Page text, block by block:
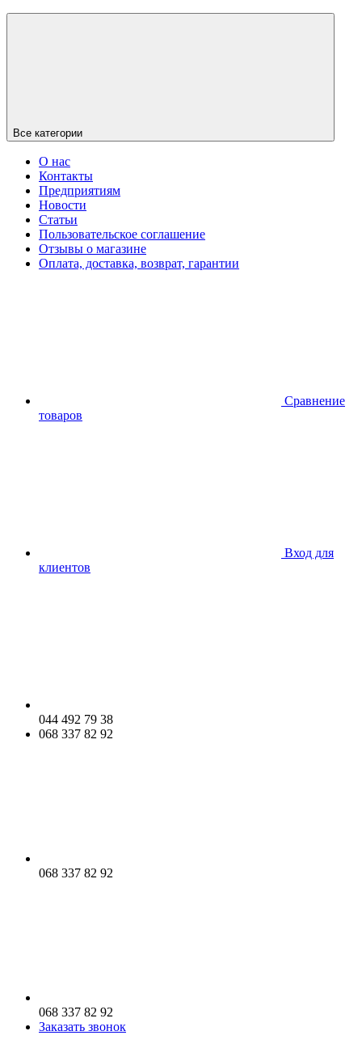
Все категории
О нас
Контакты
Предприятиям
Новости
Статьи
Пользовательское соглашение
Отзывы о магазине
Оплата, доставка, возврат, гарантии
Сравнение
товаров
Вход для
клиентов
044 492 79 38
068 337 82 92
068 337 82 92
068 337 82 92
Заказать звонок